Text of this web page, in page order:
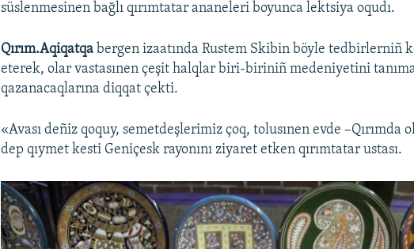
süslenmesinen bağlı qırımtatar ananeleri boyunca lektsiya oqudı.
Qırım.Aqiqatqa bergen izaatında Rustem Skibin böyle tedbirlerniñ
eterek, olar vastasınen çeşit halqlar biri-biriniñ medeniyetini
qazanacaqlarına diqqat çekti.
«Avası deñiz qoquy, semetdeşlerimiz çoq, tolusınen evde –Qırımda
dep qıymet kesti Geniçesk rayonını ziyaret etken qırımtatar ustası.